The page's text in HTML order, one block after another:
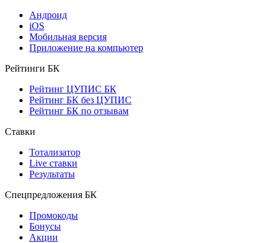
Андроид
iOS
Мобильная версия
Приложение на компьютер
Рейтинги БК
Рейтинг ЦУПИС БК
Рейтинг БК без ЦУПИС
Рейтинг БК по отзывам
Ставки
Тотализатор
Live ставки
Результаты
Спецпредложения БК
Промокоды
Бонусы
Акции